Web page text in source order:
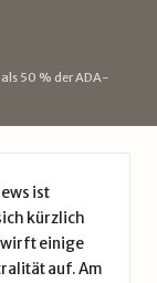
50 % der ADA-
ist
kürzlich
wirft einige
auf. Am